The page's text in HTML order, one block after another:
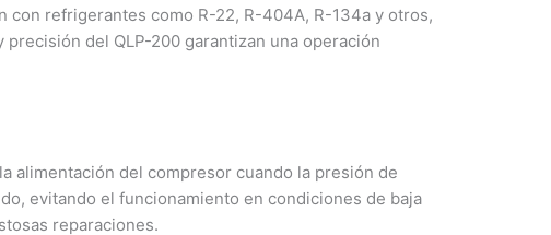
con refrigerantes como R-22, R-404A, R-134a y otros,
del QLP-200 garantizan una operación
alimentación del compresor cuando la presión de
evitando el funcionamiento en condiciones de baja
reparaciones.